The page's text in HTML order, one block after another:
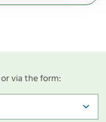
via the form: